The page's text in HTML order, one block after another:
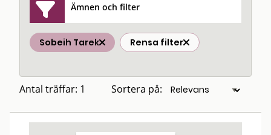
Ämnen och filter
Sobeih Tarek Rensa filter
Antal träffar: 1 Sortera på: